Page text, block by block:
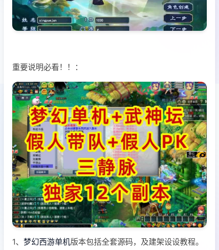
重要说明必看！！：
1、 梦幻西游单机版本包括全套源码，及建架设设教程。